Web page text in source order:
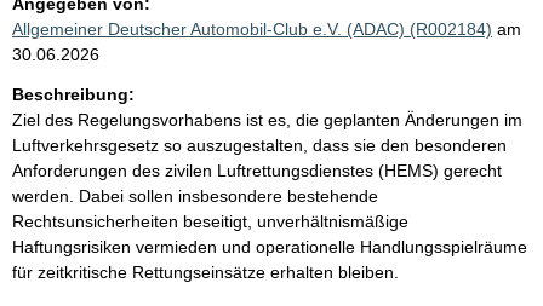
Allgemeiner Deutscher Automobil-Club e.V. (ADAC) (R002184) am
30.06.2026
Beschreibung:
Ziel des Regelungsvorhabens ist es, die geplanten Änderungen im
Luftverkehrsgesetz so auszugestalten, dass sie den besonderen
Anforderungen des zivilen Luftrettungsdienstes (HEMS) gerecht
werden. Dabei sollen insbesondere bestehende
Rechtsunsicherheiten beseitigt, unverhältnismäßige
Haftungsrisiken vermieden und operationelle Handlungsspielräume
für zeitkritische Rettungseinsätze erhalten bleiben.